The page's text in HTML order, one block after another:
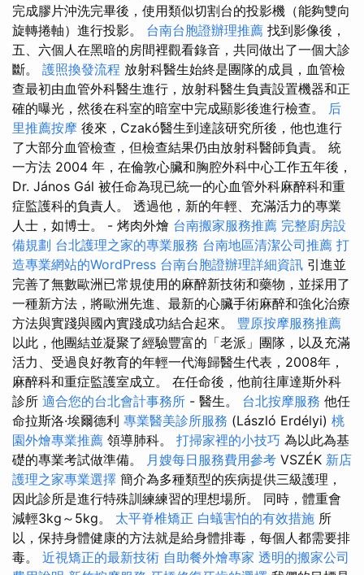
完成膠片沖洗完畢後，使用類似切割台的投影機（能夠雙向
旋轉捲軸）進行投影。 台南台胞證辦理推薦 找到影像後，
五、六個人在黑暗的房間裡觀看錄音，共同做出了一個大診
斷。 護照換發流程 放射科醫生始終是團隊的成員，血管檢
查最初由血管外科醫生進行，放射科醫生負責設置機器和正
確的曝光，然後在科室的暗室中完成顯影後進行檢查。 后
里推薦按摩 後來，Czakó醫生到達該研究所後，他也進行
了大部分血管檢查，但檢查結果仍由放射科醫師負責。 統
一方法 2004 年，在倫敦心臟和胸腔外科中心工作五年後，
Dr. János Gál 被任命為現已統一的心血管外科麻醉科和重
症監護科的負責人。 透過他，新的年輕、充滿活力的專業
人士，如博士。 - 烤肉外燴 台南搬家服務推薦 完整廚房設
備規劃 台北護理之家的專業服務 台南地區清潔公司推薦 打
造專業網站的WordPress 台南台胞證辦理詳細資訊 引進並
完善了無數歐洲已常規使用的麻醉新技術和藥物，並採用了
一種新方法，將歐洲先進、最新的心臟手術麻醉和強化治療
方法與實踐與國內實踐成功結合起來。 豐原按摩服務推薦
以此，他團結並凝聚了經驗豐富的「老派」團隊，以及充滿
活力、受過良好教育的年輕一代海歸醫生代表，2008年，
麻醉科和重症監護室成立。 在任命後，他前往庫達斯外科
診所 適合您的台北會計事務所 - 醫生。 台北按摩服務 他任
命拉斯洛·埃爾德利 專業醫美診所服務 (László Erdélyi) 桃
園外燴專業推薦 領導肺科。 打掃家裡的小技巧 為以此為基
礎的專業考試做準備。 月嫂每日服務費用參考 VSZÉK 新店
護理之家專業選擇 簡介為多種類型的疾病提供三級護理，
因此診所是進行特殊訓練練習的理想場所。 同時，體重會
減輕3kg～5kg。 太平脊椎矯正 白蟻害怕的有效措施 所
以，保持身體健康的方法就是給身體排毒，每個人都需要排
毒。 近視矯正的最新技術 自助餐外燴專家 透明的搬家公司